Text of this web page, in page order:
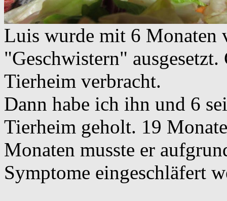
Luis wurde mit 6 Monaten
"Geschwistern"
Tierheim verbracht.
Dann habe ich ihn und 6
Tierheim geholt. 19
Monaten musste er
Symptome eingeschläfert